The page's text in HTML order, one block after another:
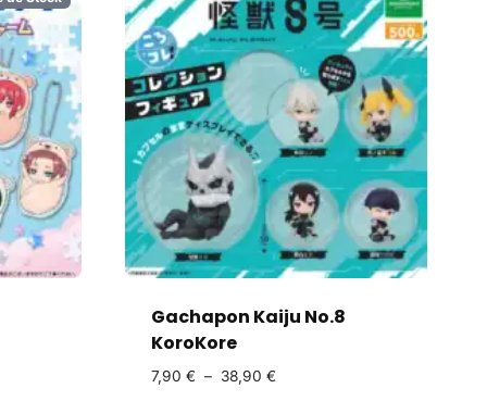
Gachapon Kaiju No.8
KoroKore
7,90 € – 38,90 €